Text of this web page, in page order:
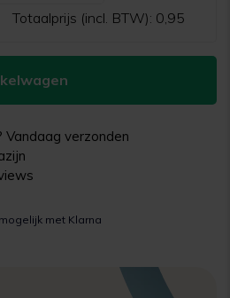
Totaalprijs (incl. BTW): 0,95
Vandaag verzonden
met Klarna